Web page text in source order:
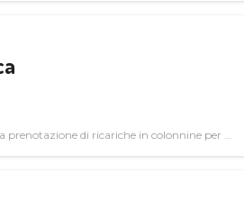
di ricariche in colonnine per il